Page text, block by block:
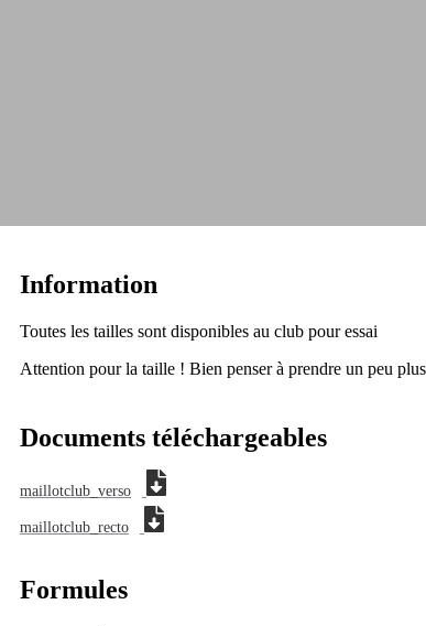
Information
Toutes les tailles sont disponibles au club pour essai
Attention pour la taille ! Bien penser à prendre un peu
Documents téléchargeables
maillotclub_verso
maillotclub_recto
Formules